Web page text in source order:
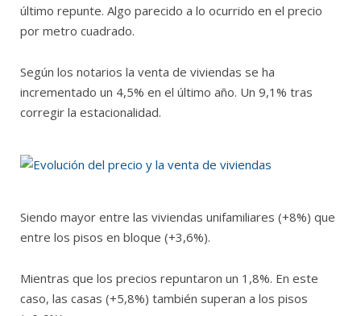
último repunte. Algo parecido a lo ocurrido en el precio
por metro cuadrado.
Según los notarios la venta de viviendas se ha
incrementado un 4,5% en el último año. Un 9,1% tras
corregir la estacionalidad.
Siendo mayor entre las viviendas unifamiliares (+8%) que
entre los pisos en bloque (+3,6%).
Mientras que los precios repuntaron un 1,8%. En este
caso, las casas (+5,8%) también superan a los pisos